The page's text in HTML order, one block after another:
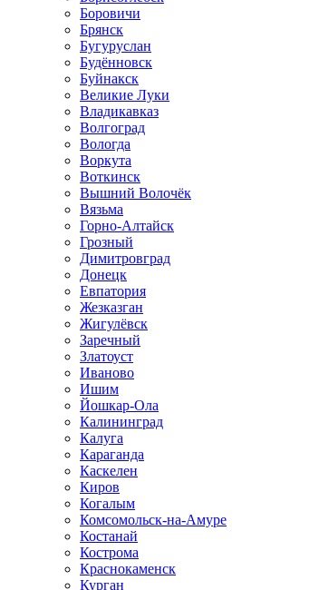
Боровичи
Брянск
Бугуруслан
Будённовск
Буйнакск
Великие Луки
Владикавказ
Волгоград
Вологда
Воркута
Воткинск
Вышний Волочёк
Вязьма
Горно-Алтайск
Грозный
Димитровград
Донецк
Евпатория
Жезказган
Жигулёвск
Заречный
Златоуст
Иваново
Ишим
Йошкар-Ола
Калининград
Калуга
Караганда
Каскелен
Киров
Когалым
Комсомольск-на-Амуре
Костанай
Кострома
Краснокаменск
Курган